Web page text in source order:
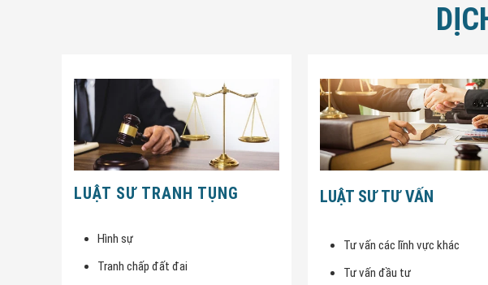
LUẬT SƯ TRANH TỤNG
Hình sự
Tranh chấp đất đai
LUẬT SƯ TƯ VẤN
Tư vấn các lĩnh vực khác
Tư vấn đầu tư